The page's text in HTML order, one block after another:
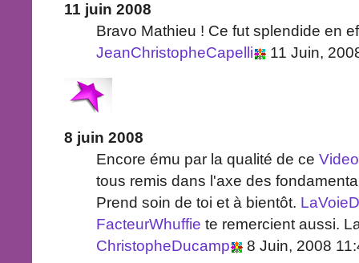
11 juin 2008
Bravo Mathieu ! Ce fut splendide en
JeanChristopheCapelli
11 Juin,
8 juin 2008
Encore ému par la qualité de ce
tous remis dans l'axe des
Prend soin de toi et à bientôt.
FacteurWhuffie te remercient aussi.
ChristopheDucamp
8 Juin, 2008